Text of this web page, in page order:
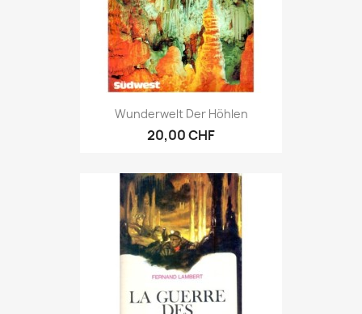
Wunderwelt Der Höhlen
20,00 CHF